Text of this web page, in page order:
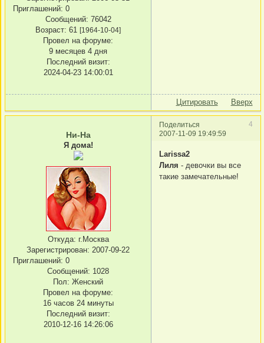
Приглашений: 0
Сообщений: 76042
Возраст: 61 [1964-10-04]
Провел на форуме:
9 месяцев 4 дня
Последний визит:
2024-04-23 14:00:01
Цитировать Вверх
Поделиться
4
2007-11-09 19:49:59
Ни-На
Я дома!
Откуда: г.Москва
Зарегистрирован: 2007-09-22
Приглашений: 0
Сообщений: 1028
Пол: Женский
Провел на форуме:
16 часов 24 минуты
Последний визит:
2010-12-16 14:26:06
Larissa2
Лиля - девочки вы все
такие замечательные!